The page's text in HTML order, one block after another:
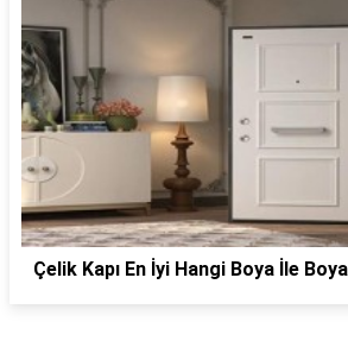
Çelik Kapı En İyi Hangi Boya İle